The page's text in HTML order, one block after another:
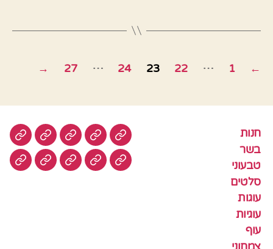
Posts
←
1
…
22
23
24
…
27
→
חנות
בשר
טבעוני
סלטים
עוגות
עוגיות
עוף
חנות בשר טבעוניסלטים
עוגיותעוף צמחונידגים